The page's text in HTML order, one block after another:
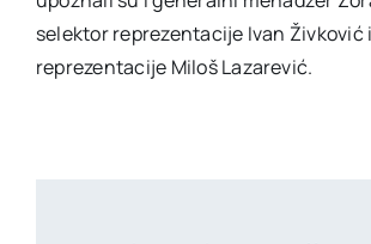
selektor reprezentacije Ivan Živković
reprezentacije Miloš Lazarević.